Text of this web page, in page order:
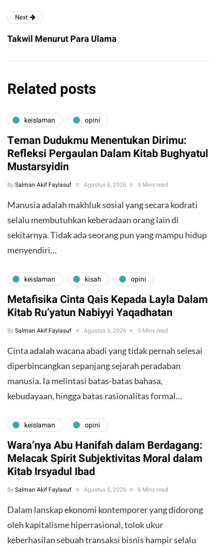
Next
Takwil Menurut Para Ulama
Related posts
keislaman opini
Teman Dudukmu Menentukan Dirimu:
Refleksi Pergaulan Dalam Kitab Bughyatul
Mustarsyidin
By Salman Akif Faylasuf Agustus 6, 2026 5 Mins read
Manusia adalah makhluk sosial yang secara kodrati
selalu membutuhkan keberadaan orang lain di
sekitarnya. Tidak ada seorang pun yang mampu hidup
menyendiri…
keislaman kisah opini
Metafisika Cinta Qais Kepada Layla Dalam
Kitab Ru’yatun Nabiyyi Yaqadhatan
By Salman Akif Faylasuf Agustus 5, 2026 5 Mins read
Cinta adalah wacana abadi yang tidak pernah selesai
diperbincangkan sepanjang sejarah peradaban
manusia. Ia melintasi batas-batas bahasa,
kebudayaan, hingga batas rasionalitas formal…
keislaman opini
Wara’nya Abu Hanifah dalam Berdagang:
Melacak Spirit Subjektivitas Moral dalam
Kitab Irsyadul Ibad
By Salman Akif Faylasuf Agustus 5, 2026 6 Mins read
Dalam lanskap ekonomi kontemporer yang didorong
oleh kapitalisme hiperrasional, tolok ukur
keberhasilan sebuah transaksi bisnis hampir selalu